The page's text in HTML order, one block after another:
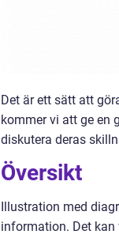
Det är ett sätt att
kommer vi att ge en
diskutera deras
Översikt
Illustration med
information. Det